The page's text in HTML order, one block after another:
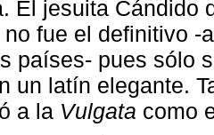
El jesuita Cándido
fue el definitivo -
países- pues sólo
un latín elegante.
a la Vulgata como